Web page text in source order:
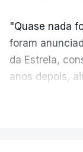
"Quase nada
foram
da Estrela,
anos depois,